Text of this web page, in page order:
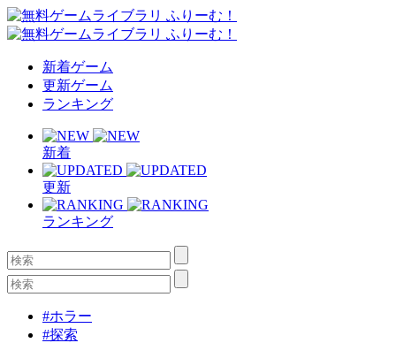
新着ゲーム
更新ゲーム
ランキング
新着
更新
ランキング
#ホラー
#探索